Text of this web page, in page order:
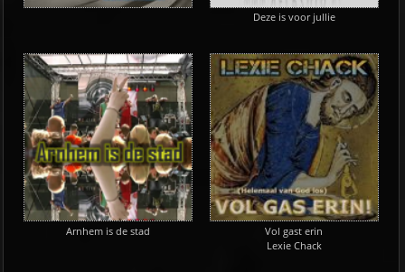
Deze is voor jullie
Arnhem is de stad
Vol gast erin
Lexie Chack